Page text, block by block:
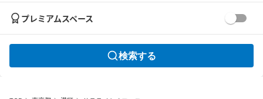
プレミアムスペース
検索する